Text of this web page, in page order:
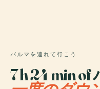
パルマを連れて行こう
7 h 24 min of